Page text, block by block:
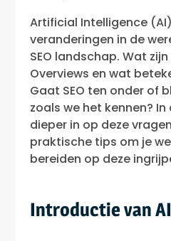
Artificial Intelligence
veranderingen in de
SEO landschap. Wat
Overviews en wat
Gaat SEO ten onder of
zoals we het kennen?
dieper in op deze
praktische tips om je
bereiden op deze
Introductie van